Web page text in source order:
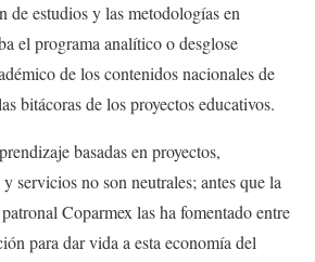
de estudios y las metodologías en
el programa analítico o desglose
de los contenidos nacionales de
bitácoras de los proyectos educativos.
basadas en proyectos,
servicios no son neutrales; antes que la
Coparmex las ha fomentado entre
para dar vida a esta economía del